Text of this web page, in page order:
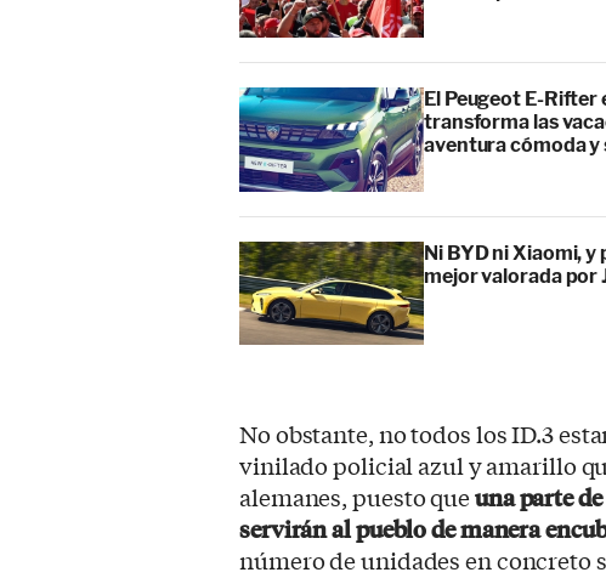
El Peugeot E-Rifter
transforma las
aventura cómoda y
Ni BYD ni Xiaomi,
mejor valorada por
No obstante, no todos los ID.3
vinilado policial azul y amarillo
alemanes, puesto queuna parte
servirán al pueblo de manera
número de unidades en concreto